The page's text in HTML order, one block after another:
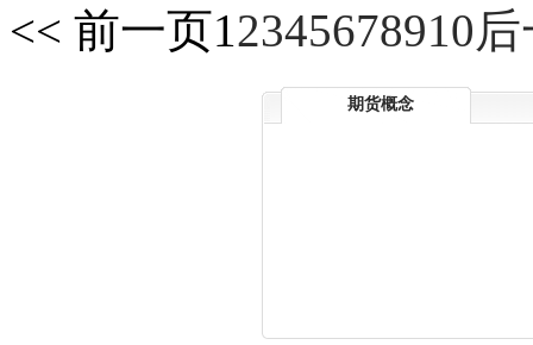
<< 前一页12345678910
期货概念